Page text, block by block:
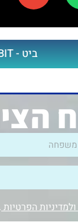
ביט - BIT
הפרטיות .